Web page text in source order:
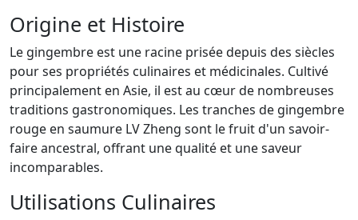
Origine et Histoire
Le gingembre est une racine prisée depuis des siècles
pour ses propriétés culinaires et médicinales. Cultivé
principalement en Asie, il est au cœur de nombreuses
traditions gastronomiques. Les tranches de gingembre
rouge en saumure LV Zheng sont le fruit d'un savoir-
faire ancestral, offrant une qualité et une saveur
incomparables.
Utilisations Culinaires